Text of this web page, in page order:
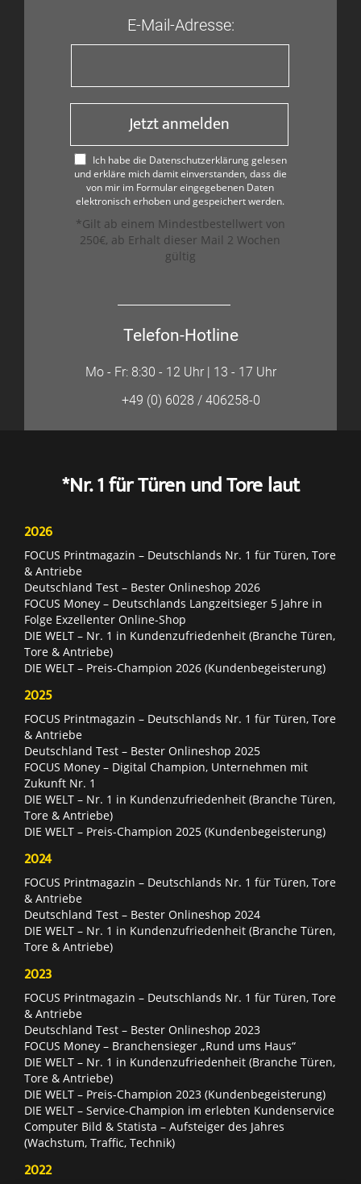
E-Mail-Adresse:
Jetzt anmelden
Ich habe die Datenschutzerklärung gelesen
und erkläre mich damit einverstanden, dass die
von mir im Formular eingegebenen Daten
elektronisch erhoben und gespeichert werden.
*Gilt ab einem Mindestbestellwert von
250€, ab Erhalt dieser Mail 2 Wochen
gültig
Telefon-Hotline
Mo - Fr: 8:30 - 12 Uhr | 13 - 17 Uhr
+49 (0) 6028 / 406258-0
*Nr. 1 für Türen und Tore laut
2026
FOCUS Printmagazin – Deutschlands Nr. 1 für Türen, Tore
& Antriebe
Deutschland Test – Bester Onlineshop 2026
FOCUS Money – Deutschlands Langzeitsieger 5 Jahre in
Folge Exzellenter Online-Shop
DIE WELT – Nr. 1 in Kundenzufriedenheit (Branche Türen,
Tore & Antriebe)
DIE WELT – Preis-Champion 2026 (Kundenbegeisterung)
2025
FOCUS Printmagazin – Deutschlands Nr. 1 für Türen, Tore
& Antriebe
Deutschland Test – Bester Onlineshop 2025
FOCUS Money – Digital Champion, Unternehmen mit
Zukunft Nr. 1
DIE WELT – Nr. 1 in Kundenzufriedenheit (Branche Türen,
Tore & Antriebe)
DIE WELT – Preis-Champion 2025 (Kundenbegeisterung)
2024
FOCUS Printmagazin – Deutschlands Nr. 1 für Türen, Tore
& Antriebe
Deutschland Test – Bester Onlineshop 2024
DIE WELT – Nr. 1 in Kundenzufriedenheit (Branche Türen,
Tore & Antriebe)
2023
FOCUS Printmagazin – Deutschlands Nr. 1 für Türen, Tore
& Antriebe
Deutschland Test – Bester Onlineshop 2023
FOCUS Money – Branchensieger „Rund ums Haus“
DIE WELT – Nr. 1 in Kundenzufriedenheit (Branche Türen,
Tore & Antriebe)
DIE WELT – Preis-Champion 2023 (Kundenbegeisterung)
DIE WELT – Service-Champion im erlebten Kundenservice
Computer Bild & Statista – Aufsteiger des Jahres
(Wachstum, Traffic, Technik)
2022